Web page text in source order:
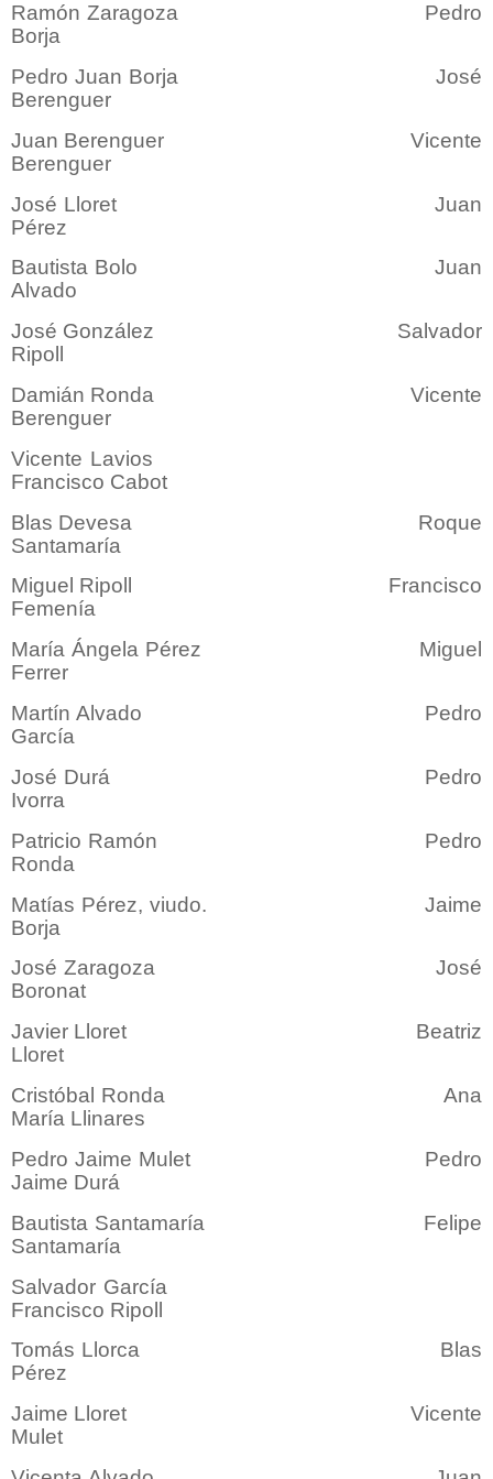
Ramón Zaragoza Pedro
Borja
Pedro Juan Borja José
Berenguer
Juan Berenguer Vicente
Berenguer
José Lloret Juan
Pérez
Bautista Bolo Juan
Alvado
José González Salvador
Ripoll
Damián Ronda Vicente
Berenguer
Vicente Lavios
Francisco Cabot
Blas Devesa Roque
Santamaría
Miguel Ripoll Francisco
Femenía
María Ángela Pérez Miguel
Ferrer
Martín Alvado Pedro
García
José Durá Pedro
Ivorra
Patricio Ramón Pedro
Ronda
Matías Pérez, viudo. Jaime
Borja
José Zaragoza José
Boronat
Javier Lloret Beatriz
Lloret
Cristóbal Ronda Ana
María Llinares
Pedro Jaime Mulet Pedro
Jaime Durá
Bautista Santamaría Felipe
Santamaría
Salvador García
Francisco Ripoll
Tomás Llorca Blas
Pérez
Jaime Lloret Vicente
Mulet